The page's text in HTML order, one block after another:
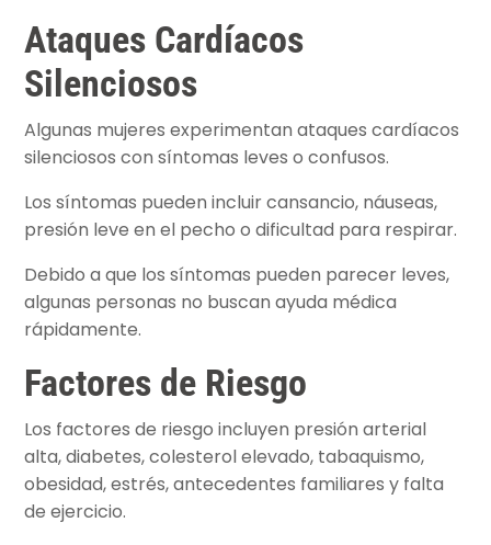
Ataques Cardíacos
Silenciosos
Algunas mujeres experimentan ataques cardíacos
silenciosos con síntomas leves o confusos.
Los síntomas pueden incluir cansancio, náuseas,
presión leve en el pecho o dificultad para respirar.
Debido a que los síntomas pueden parecer leves,
algunas personas no buscan ayuda médica
rápidamente.
Factores de Riesgo
Los factores de riesgo incluyen presión arterial
alta, diabetes, colesterol elevado, tabaquismo,
obesidad, estrés, antecedentes familiares y falta
de ejercicio.